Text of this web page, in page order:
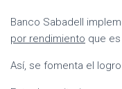
Banco Sabadell
por rendimiento que
Así, se fomenta el